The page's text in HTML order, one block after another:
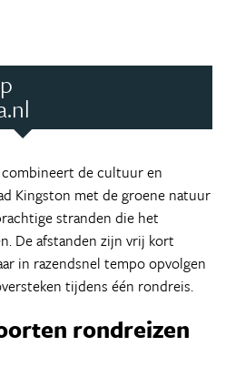
de cultuur en
Kingston met de groene natuur
stranden die het
De afstanden zijn vrij kort
in razendsnel tempo opvolgen
tijdens één rondreis.
rondreizen